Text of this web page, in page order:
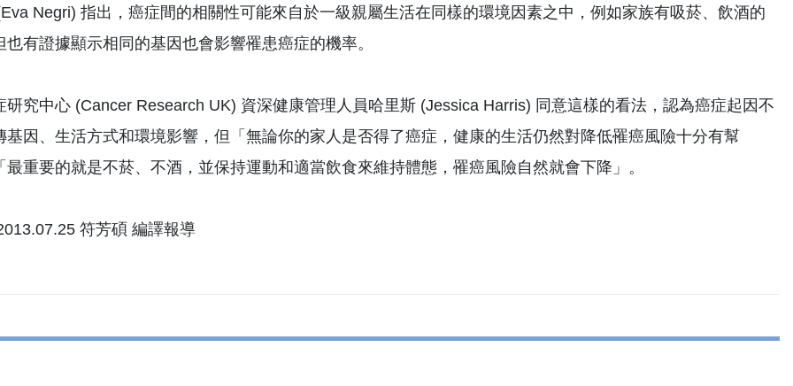
Negri) 指出，癌症間的相關性可能來自於一級親屬生活在同樣的環境因素之中，例如家族有吸菸、飲酒的
也有證據顯示相同的基因也會影響罹患癌症的機率。
研究中心 (Cancer Research UK) 資深健康管理人員哈里斯 (Jessica Harris) 同意這樣的看法，認為癌症起因不
基因、生活方式和環境影響，但「無論你的家人是否得了癌症，健康的生活仍然對降低罹癌風險十分有幫
最重要的就是不菸、不酒，並保持運動和適當飲食來維持體態，罹癌風險自然就會下降」。
符芳碩 編譯報導